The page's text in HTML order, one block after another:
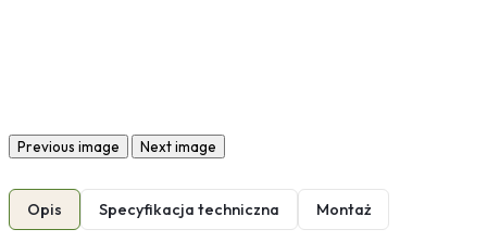
Previous image Next image
Opis Specyfikacja techniczna Montaż